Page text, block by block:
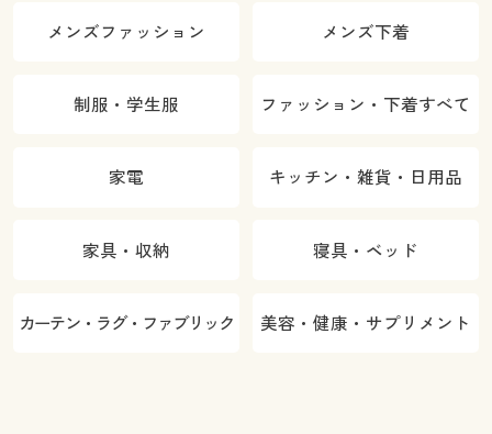
メンズファッション メンズ下着
制服・学生服 ファッション・下着すべて
家電 キッチン・雑貨・日用品
家具・収納 寝具・ベッド
カーテン・ラグ・ファブリック 美容・健康・サプリメント